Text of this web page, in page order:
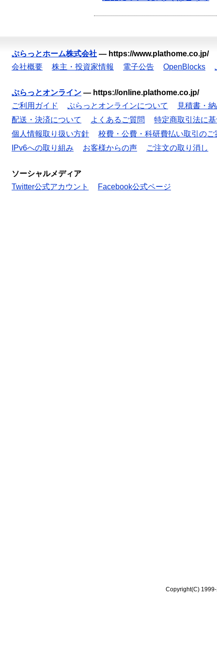
ぷらっとホーム株式会社 — https://www.plathome.co.jp/
会社概要
株主・投資家情報 電子公告 OpenBlocks
ぷらっとオンライン — https://online.plathome.co.jp/
ご利用ガイド
ぷらっとオンラインについて
見積書・
配送・決済について
よくあるご質問
特定商取引法に
個人情報取り扱い方針
校費・公費・科研費払い取引のご
IPv6への取り組み
お客様からの声 ご注文の取り消し
ソーシャルメディア
Twitter公式アカウント
Facebook公式ページ
Copyright(C)